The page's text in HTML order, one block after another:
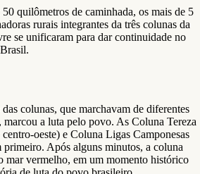
quilômetros de caminhada, os mais de 5
rurais integrantes da três colunas da
se unificaram para dar continuidade no
colunas, que marchavam de diferentes
a luta pelo povo. As Coluna Tereza
oeste) e Coluna Ligas Camponesas
primeiro. Após alguns minutos, a coluna
mar vermelho, em um momento histórico